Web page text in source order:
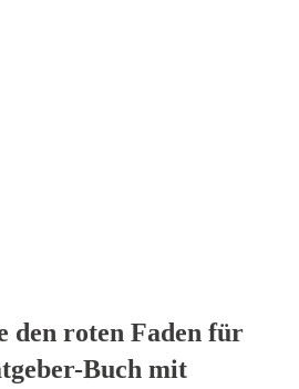
den roten Faden für
Buch mit